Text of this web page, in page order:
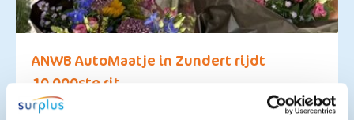
ANWB AutoMaatje in Zundert rijdt
10.000ste rit
21-07-2026